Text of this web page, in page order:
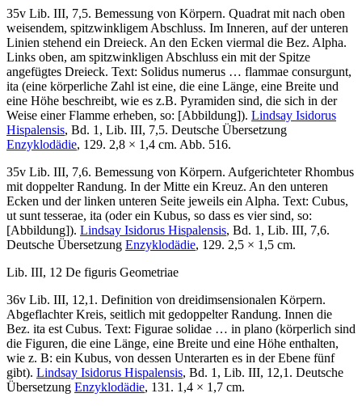
35v Lib. III, 7,5. Bemessung von Körpern. Quadrat mit nach oben
weisendem, spitzwinkligem Abschluss. Im Inneren, auf der unteren
Linien stehend ein Dreieck. An den Ecken viermal die Bez. Alpha.
Links oben, am spitzwinkligen Abschluss ein mit der Spitze
angefügtes Dreieck. Text: Solidus numerus … flammae consurgunt,
ita (eine körperliche Zahl ist eine, die eine Länge, eine Breite und
eine Höhe beschreibt, wie es z.B. Pyramiden sind, die sich in der
Weise einer Flamme erheben, so: [Abbildung]). Lindsay Isidorus
Hispalensis, Bd. 1, Lib. III, 7,5. Deutsche Übersetzung
Enzyklodädie, 129. 2,8 × 1,4 cm. Abb. 516.
35v Lib. III, 7,6. Bemessung von Körpern. Aufgerichteter Rhombus
mit doppelter Randung. In der Mitte ein Kreuz. An den unteren
Ecken und der linken unteren Seite jeweils ein Alpha. Text: Cubus,
ut sunt tesserae, ita (oder ein Kubus, so dass es vier sind, so:
[Abbildung]). Lindsay Isidorus Hispalensis, Bd. 1, Lib. III, 7,6.
Deutsche Übersetzung Enzyklodädie, 129. 2,5 × 1,5 cm.
Lib. III, 12 De figuris Geometriae
36v Lib. III, 12,1. Definition von dreidimsensionalen Körpern.
Abgeflachter Kreis, seitlich mit gedoppelter Randung. Innen die
Bez. ita est Cubus. Text: Figurae solidae … in plano (körperlich sind
die Figuren, die eine Länge, eine Breite und eine Höhe enthalten,
wie z. B: ein Kubus, von dessen Unterarten es in der Ebene fünf
gibt). Lindsay Isidorus Hispalensis, Bd. 1, Lib. III, 12,1. Deutsche
Übersetzung Enzyklodädie, 131. 1,4 × 1,7 cm.